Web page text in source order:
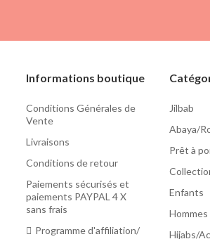
Informations boutique
Conditions Générales de
Vente
Livraisons
Conditions de retour
Paiements sécurisés et
paiements PAYPAL 4 X
sans frais
Programme d'affiliation/
Jilbab
Abaya/
Prêt à
Enfants
Hommes
Hijabs/